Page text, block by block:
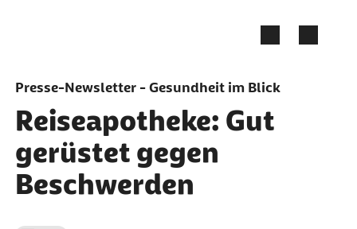
Presse-Newsletter - Gesundheit im Blick
Reiseapotheke: Gut
gerüstet gegen
Beschwerden